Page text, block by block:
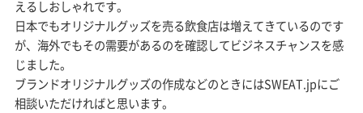
えるしおしゃれです。
日本でもオリジナルグッズを売る飲食店は増えてきているのです
が、海外でもその需要があるのを確認してビジネスチャンスを感
じました。
ブランドオリジナルグッズの作成などのときにはSWEAT.jpにご
相談いただければと思います。